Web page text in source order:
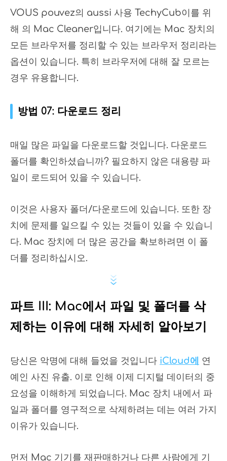
VOUS pouvez의 aussi 사용 TechyCub이를 위
해 의 Mac Cleaner입니다. 여기에는 Mac 장치의
모든 브라우저를 정리할 수 있는 브라우저 정리라는
옵션이 있습니다. 특히 브라우저에 대해 잘 모르는
경우 유용합니다.
방법 07: 다운로드 정리
매일 많은 파일을 다운로드할 것입니다. 다운로드
폴더를 확인하셨습니까? 필요하지 않은 대용량 파
일이 로드되어 있을 수 있습니다.
이것은 사용자 폴더/다운로드에 있습니다. 또한 장
치에 문제를 일으킬 수 있는 것들이 있을 수 있습니
다. Mac 장치에 더 많은 공간을 확보하려면 이 폴
더를 정리하십시오.
파트 III: Mac에서 파일 및 폴더를 삭
제하는 이유에 대해 자세히 알아보기
당신은 악명에 대해 들었을 것입니다 iCloud에
연
예인 사진 유출. 이로 인해 이제 디지털 데이터의 중
요성을 이해하게 되었습니다. Mac 장치 내에서 파
일과 폴더를 영구적으로 삭제하려는 데는 여러 가지
이유가 있습니다.
먼저 Mac 기기를 재판매하거나 다른 사람에게 기